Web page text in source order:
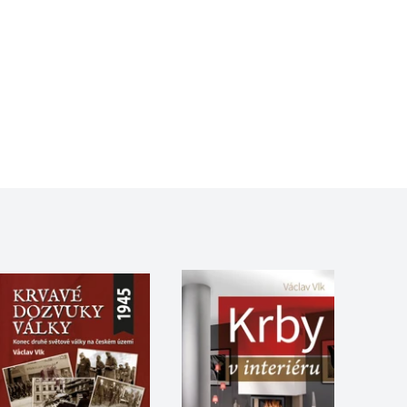
k udržování proměnných relací uživatelů. Obvykle se
možné podávat platné zprávy o používání jejich
stránku a slouží k počítání a sledování zobrazení
sociálních médiích. Může také shromažďovat informace o
stránky.
správného vzhledu dialogových oken.
a zemí
Vyprší
Popis
1 rok
### Luigisbox???
1 rok